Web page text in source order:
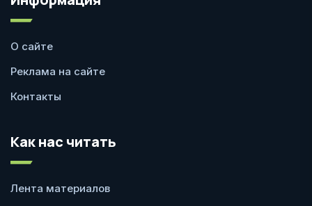
О сайте
Реклама на сайте
Контакты
Как нас читать
Лента материалов